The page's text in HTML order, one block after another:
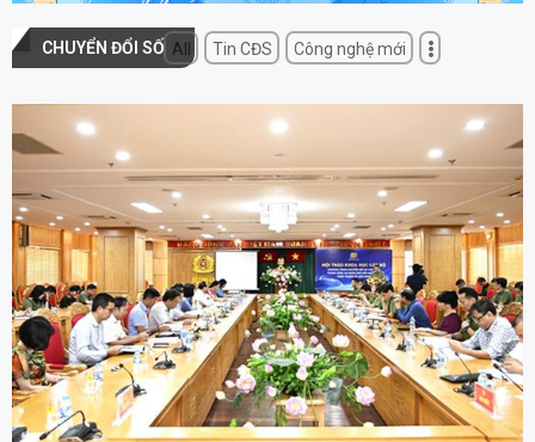
CHUYỂN ĐỔI SỐ All Tin CĐS Công nghệ mới